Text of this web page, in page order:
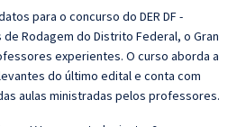
para o concurso do DER DF -
Rodagem do Distrito Federal, o Gran
experientes. O curso aborda a
do último edital e conta com
aulas ministradas pelos professores.